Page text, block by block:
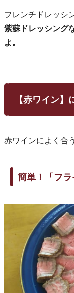
フレンチドレッシ
紫蘇ドレッシング
よ。
【赤ワイン
赤ワインによく合う
簡単！「フラ